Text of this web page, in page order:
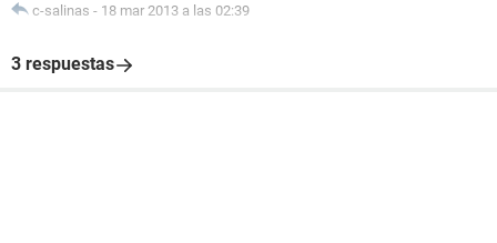
c-salinas - 18 mar 2013 a las 02:39
3 respuestas